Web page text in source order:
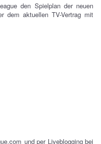
den Spielplan der neuen
dem aktuellen TV-Vertrag mit
und per Liveblogging bei